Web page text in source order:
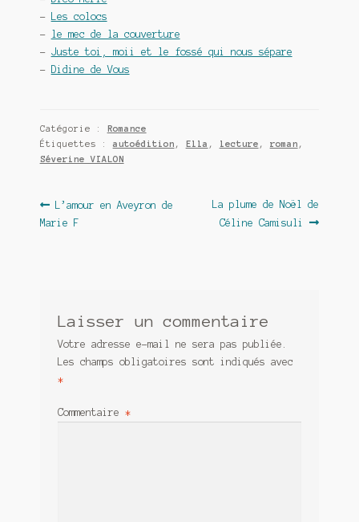
–
Les colocs
–
le mec de la couverture
– Juste toi, moii et le fossé qui nous sépare
–
Didine de Vous
Catégorie : Romance
Étiquettes : autoédition , Ella , lecture , roman ,
Séverine VIALON
Navigation
de
Article
précédent :
L’amour en Aveyron de
Marie F
Article
suivant :
La plume de Noël de
Céline Camisuli
Laisser un commentaire
Votre adresse e-mail ne sera pas publiée.
Les champs obligatoires sont indiqués avec
*
Commentaire *